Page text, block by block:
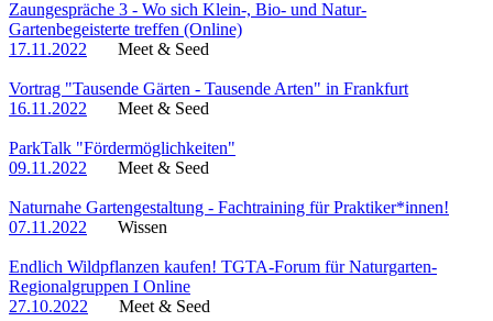
Zaungespräche 3 - Wo sich Klein-, Bio- und Natur-
Gartenbegeisterte treffen (Online)
17.11.2022
Meet & Seed
Vortrag "Tausende Gärten - Tausende Arten" in Frankfurt
16.11.2022
Meet & Seed
ParkTalk "Fördermöglichkeiten"
09.11.2022
Meet & Seed
Naturnahe Gartengestaltung - Fachtraining für Praktiker*innen!
07.11.2022
Wissen
Endlich Wildpflanzen kaufen! TGTA-Forum für Naturgarten-
Regionalgruppen I Online
27.10.2022
Meet & Seed